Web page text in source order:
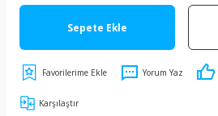
Sepete Ekle
Yorum Yaz
Karşılaştır